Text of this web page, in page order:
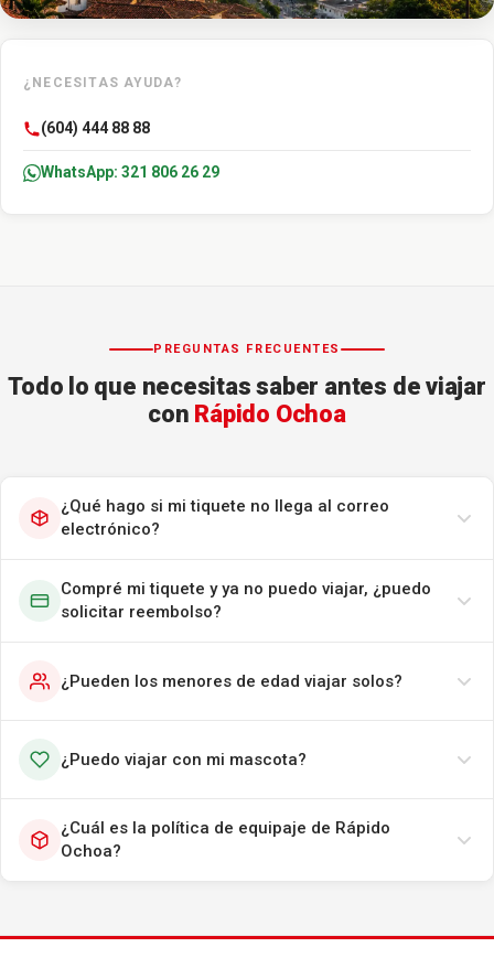
¿NECESITAS AYUDA?
(604) 444 88 88
WhatsApp: 321 806 26 29
PREGUNTAS FRECUENTES
Todo lo que necesitas saber antes de viajar
con Rápido Ochoa
¿Qué hago si mi tiquete no llega al correo
electrónico?
Compré mi tiquete y ya no puedo viajar, ¿puedo
solicitar reembolso?
¿Pueden los menores de edad viajar solos?
¿Puedo viajar con mi mascota?
¿Cuál es la política de equipaje de Rápido
Ochoa?